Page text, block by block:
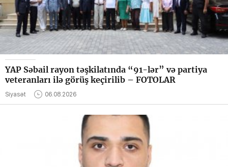
YAP Səbail rayon təşkilatında “91-lər” və partiya
veteranları ilə görüş keçirilib – FOTOLAR
Siyasət 06.08.2026